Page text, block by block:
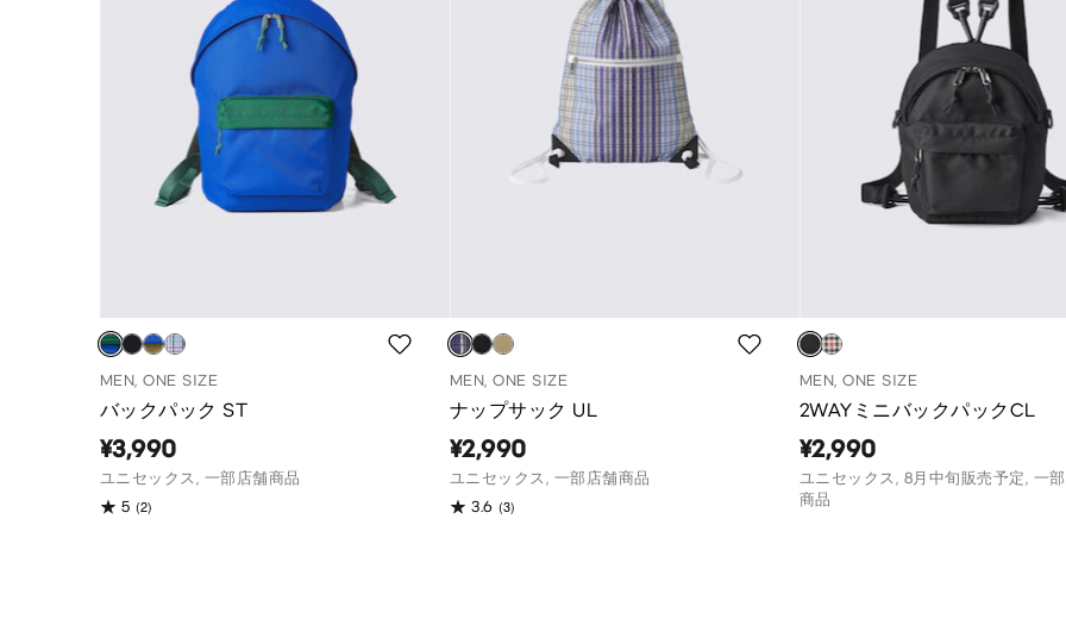
MEN, ONE SIZE
バックパック ST
¥3,990
ユニセックス, 一部店舗商品
5 (2)
MEN, ONE SIZE
ナップサック UL
¥2,990
ユニセックス, 一部店舗商品
3.6 (3)
MEN, ONE SIZE
2WAYミニバックパックCL
¥2,990
ユニセックス, 8月中旬販売予定, 一
商品